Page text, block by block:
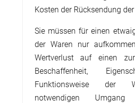
Kosten der Rücksendung
Sie müssen für einen
der Waren nur
Wertverlust auf einen
Beschaffenheit,
Funktionsweise der
notwendigen